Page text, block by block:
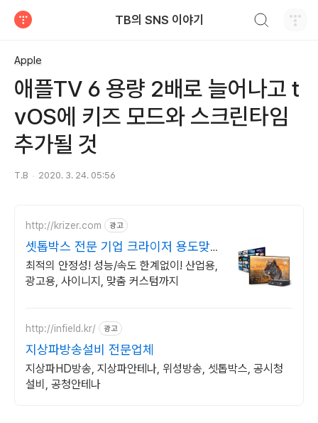
TB의 SNS 이야기
Apple
애플TV 6 용량 2배로 늘어나고 t
vOS에 키즈 모드와 스크린타임
추가될 것
T.B 2020. 3. 24. 05:56
http://krizer.com 광고
셋톱박스 전문 기업 크라이저 용도맞춤
안드로이드 셋톱박스
최적의 안정성! 성능/속도 한계없이! 산업용,
광고용, 사이니지, 맞춤 커스텀까지
http://infield.kr/ 광고
지상파방송설비 전문업체
지상파HD방송, 지상파안테나, 위성방송, 셋톱박스, 공시청
설비, 공청안테나